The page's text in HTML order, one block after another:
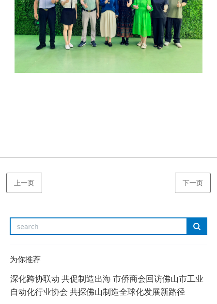
上一页 下一页
为你推荐
深化跨协联动 共促制造出海 市侨商会回访佛山市工业
自动化行业协会 共探佛山制造全球化发展新路径